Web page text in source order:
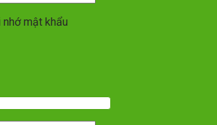
nhớ mật khẩu